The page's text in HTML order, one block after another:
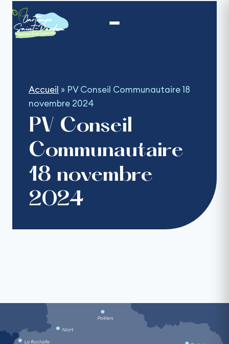
contenu
Accueil » PV Conseil Communautaire 18
novembre 2024
PV Conseil
Communautaire
18 novembre
2024